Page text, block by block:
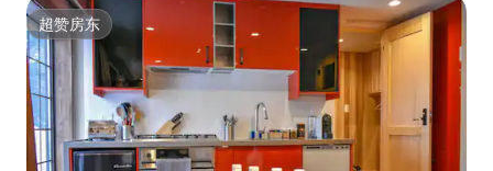
超赞房东
超赞房东